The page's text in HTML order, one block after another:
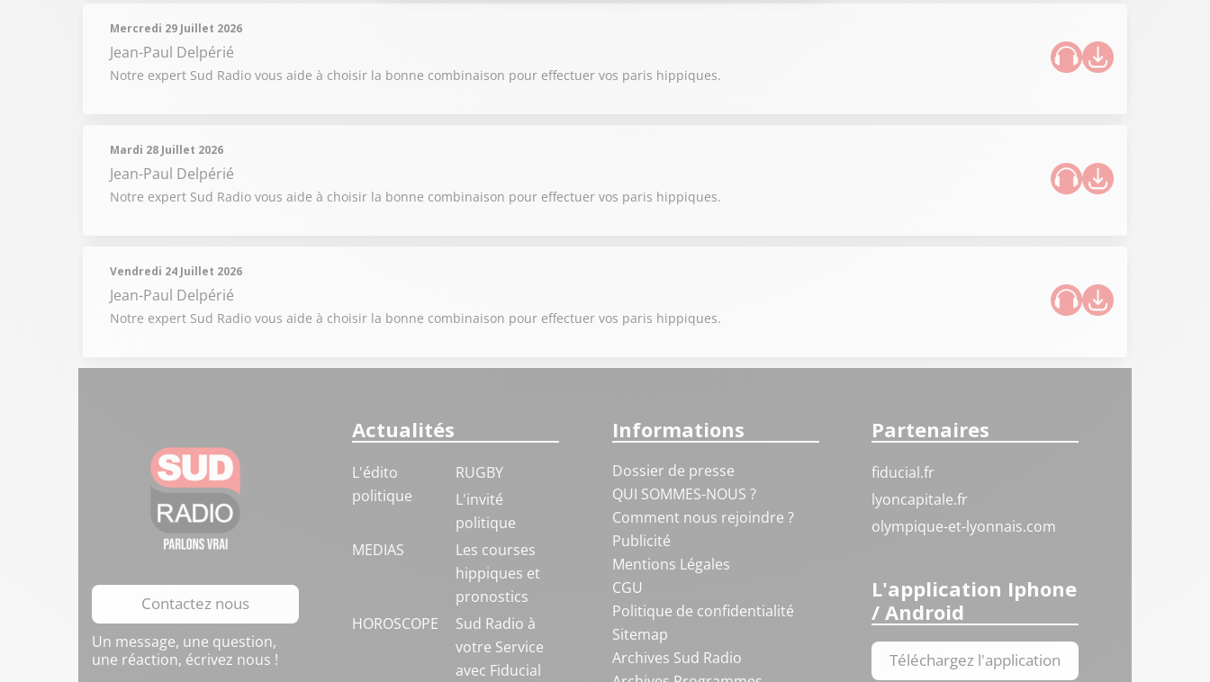
Mercredi 29 Juillet 2026
Jean-Paul Delpérié
Notre expert Sud Radio vous aide à choisir la bonne combinaison pour effectuer vos paris hippiques.
Mardi 28 Juillet 2026
Jean-Paul Delpérié
Notre expert Sud Radio vous aide à choisir la bonne combinaison pour effectuer vos paris hippiques.
Vendredi 24 Juillet 2026
Jean-Paul Delpérié
Notre expert Sud Radio vous aide à choisir la bonne combinaison pour effectuer vos paris hippiques.
Contactez nous
Un message, une question,
une réaction, écrivez nous !
Actualités
L'édito
politique
RUGBY
L'invité
politique
MEDIAS
Les courses
hippiques et
pronostics
HOROSCOPE
Sud Radio à
votre Service
avec Fiducial
Informations
Dossier de presse
QUI SOMMES-NOUS ?
Comment nous rejoindre ?
Publicité
Mentions Légales
CGU
Politique de confidentialité
Sitemap
Archives Sud Radio
Partenaires
fiducial.fr
lyoncapitale.fr
olympique-et-lyonnais.com
L'application Iphone
/ Android
Téléchargez l'application